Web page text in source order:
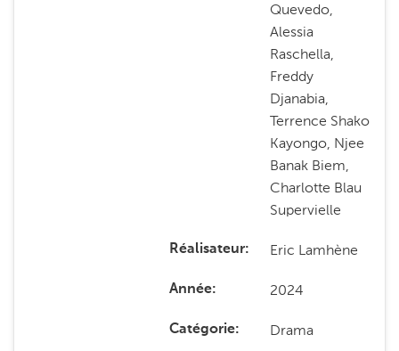
Quevedo,
Alessia
Raschella,
Freddy
Djanabia,
Terrence Shako
Kayongo, Njee
Banak Biem,
Charlotte Blau
Supervielle
Réalisateur Eric Lamhène
Année 2024
Catégorie Drama